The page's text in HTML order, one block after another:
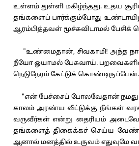
உள்ளம் துள்ளி மகிழ்ந்தது. உதய
தங்களைப் பார்க்கும்போது
ஆரம்பித்தவள் மூச்சுவிடாமல்
"உண்மைதான், சிவகாமி! அந்த
நீயோ ஓயாமல் பேசுவாய்.
நெடுநேரம் கேட்டுக்
"என் பேச்சைப் போலவேதான் நமது
காலம் அரண்ய வீட்டுக்கு நீங்கள்
வருவீர்கள் என்று தைரியம்
தங்களைத் திகைக்கச் செய்ய
ஆனால் மனத்தில் உருவம் எதுவுமே